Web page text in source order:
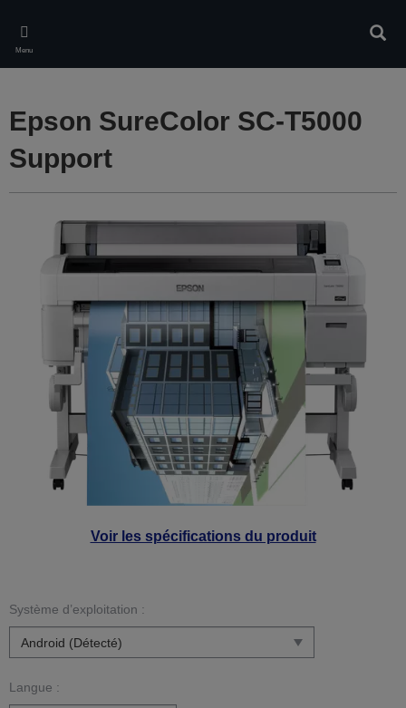
main
content
Menu
Voir les spécifications du produit
Epson SureColor SC-T5000
Support
Système d’exploitation :
Langue :